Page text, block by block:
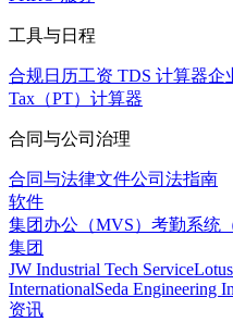
工具与日程
合规日历工资 TDS 计算器企
Tax（PT）计算器
合同与公司治理
合同与法律文件公司法指南
软件
集团办公（MVS） 考勤系统
集团
JW Industrial Tech Service
InternationalSeda Engineering
资讯